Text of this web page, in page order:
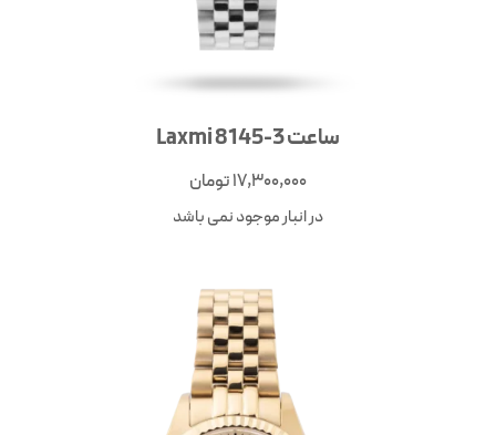
ساعت Laxmi 8145-3
17,300,000تومان
در انبار موجود نمی باشد